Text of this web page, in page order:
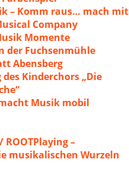
– Komm raus… mach mit
Company
Momente
der Fuchsenmühle
Abensberg
Kinderchors „Die
Musik mobil
ROOTPlaying –
musikalischen Wurzeln